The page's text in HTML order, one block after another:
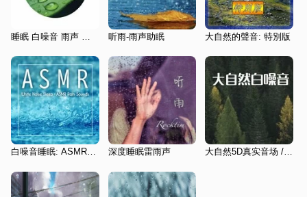
听雨-雨声助眠 大自然的聲音: 特別版
深度睡眠雷雨声 大自然5D真实音场 /放空心灵 /缓解压力 /深度睡眠